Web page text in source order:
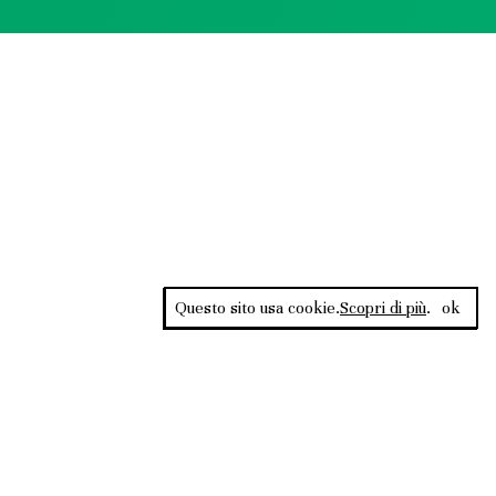
Questo sito usa cookie.Scopri di più. ok